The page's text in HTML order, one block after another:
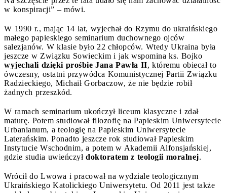
w konspiracji” – mówi.
W 1990 r., mając 14 lat, wyjechał do Rzymu do ukraińskiego
małego papieskiego seminarium duchownego ojców
salezjanów. W klasie było 22 chłopców. Wtedy Ukraina była
jeszcze w Związku Sowieckim i jak wspomina ks. Bojko
wyjechali dzięki prośbie Jana Pawła II, któremu obiecał to
ówczesny, ostatni przywódca Komunistycznej Partii Związku
Radzieckiego, Michaił Gorbaczow, że nie będzie robił
żadnych przeszkód.
W ramach seminarium ukończył liceum klasyczne i zdał
maturę. Potem studiował filozofię na Papieskim Uniwersytecie
Urbanianum, a teologię na Papieskim Uniwersytecie
Laterańskim. Ponadto jeszcze rok studiował Papieskim
Instytucie Wschodnim, a potem w Akademii Alfonsjańskiej,
gdzie studia uwieńczył doktoratem z teologii moralnej.
Wrócił do Lwowa i pracował na wydziale teologicznym
Ukraińskiego Katolickiego Uniwersytetu. Od 2011 jest także